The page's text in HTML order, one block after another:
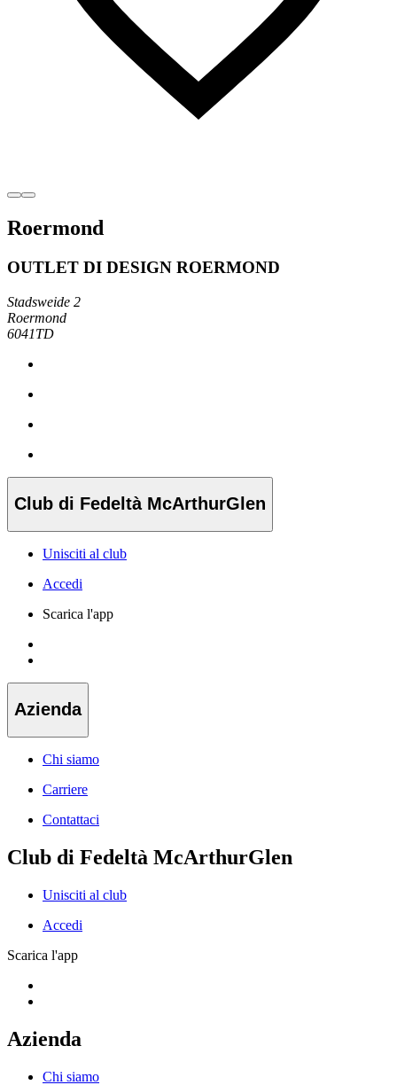
Roermond
OUTLET DI DESIGN ROERMOND
Stadsweide 2
Roermond
6041TD
Club di Fedeltà McArthurGlen
Unisciti al club
Accedi
Scarica l'app
Azienda
Chi siamo
Carriere
Contattaci
Club di Fedeltà McArthurGlen
Unisciti al club
Accedi
Scarica l'app
Azienda
Chi siamo